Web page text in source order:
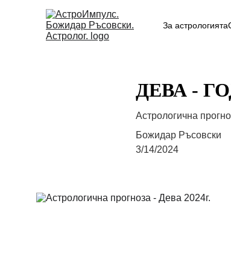
За астрологията
ДЕВА -
Астрологична
Божидар Ръсовски
3/14/2024